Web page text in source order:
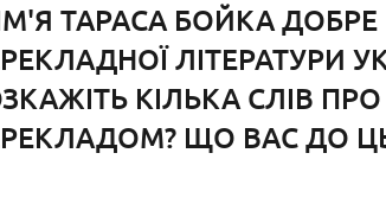
ТАРАСА БОЙКА
ЛІТЕРАТУРИ
КІЛЬКА СЛІВ
ЩО ВАС ДО